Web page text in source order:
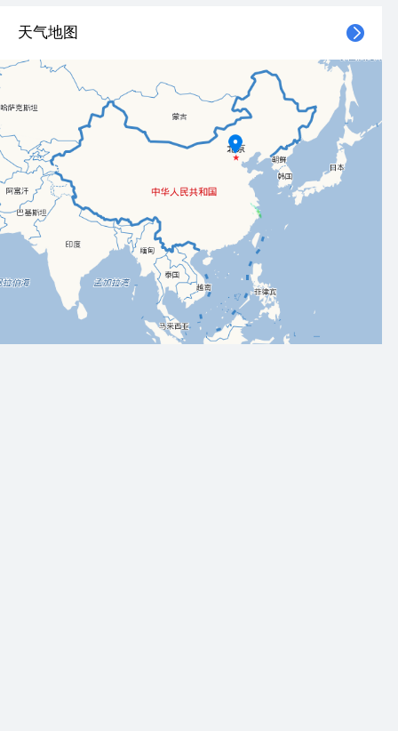
天气地图